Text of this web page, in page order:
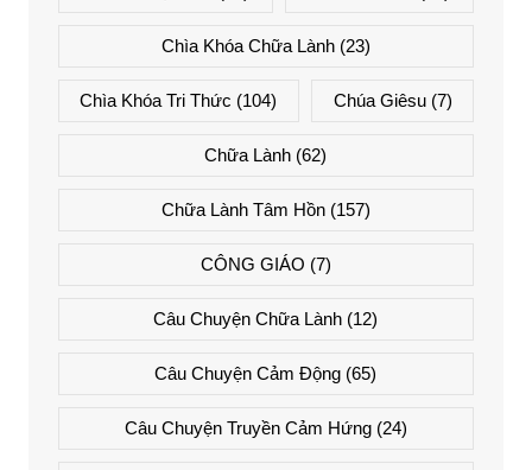
Chìa Khóa Chữa Lành(23)
Chìa Khóa Tri Thức (104) Chúa Giêsu(7)
Chữa Lành (62)
Chữa Lành Tâm Hồn(157)
CÔNG GIÁO (7)
Câu Chuyện Chữa Lành (12)
Câu Chuyện Cảm Động (65)
Câu Chuyện Truyền Cảm Hứng(24)